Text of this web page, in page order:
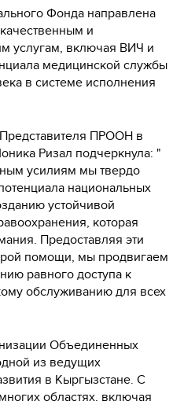
Фонда направлена
и
услугам, включая ВИЧ и
медицинской службы
в системе исполнения
ПРООН в
Ризал подчеркнула: "
усилиям мы твердо
национальных
устойчивой
которая
Предоставляя эти
помощи, мы продвигаем
равного доступа к
обслуживанию для всех
Объединенных
из ведущих
в Кыргызстане. С
областях, включая